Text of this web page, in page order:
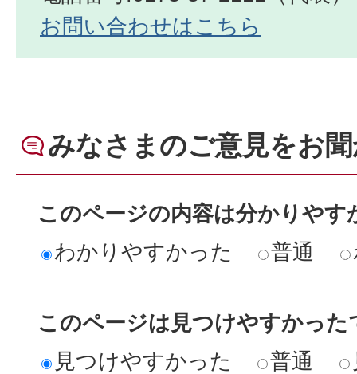
お問い合わせはこちら
みなさまのご意見をお
このページの内容は分かりやす
わかりやすかった
普通
このページは見つけやすかった
見つけやすかった
普通